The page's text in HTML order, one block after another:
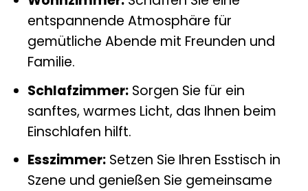
entspannende Atmosphäre für
gemütliche Abende mit Freunden und
Familie.
Schlafzimmer:Sorgen Sie für ein
sanftes, warmes Licht, das Ihnen beim
Einschlafen hilft.
Esszimmer:Setzen Sie Ihren Esstisch in
Szene und genießen Sie gemeinsame